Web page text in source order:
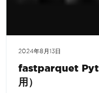
2024年8月13日
fastparquet
用）